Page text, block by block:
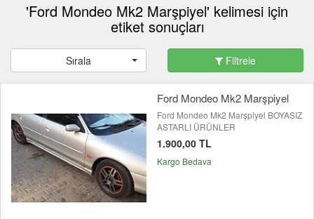
'Ford Mondeo Mk2 Marşpiyel' kelimesi için
etiket sonuçları
Sırala Filtrele
Ford Mondeo Mk2 Marşpiyel
Ford Mondeo Mk2 Marşpiyel BOYASIZ
ASTARLI ÜRÜNLER
1.900,00 TL
Kargo Bedava